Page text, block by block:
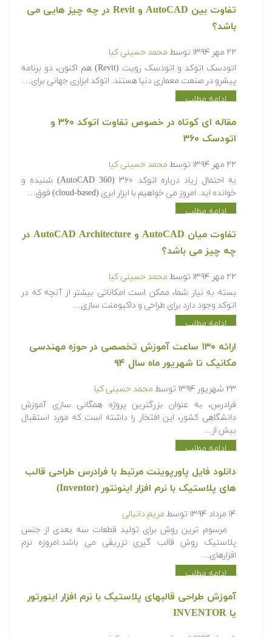
تفاوت بین AutoCAD و Revit در چه چیز هایی می
باشد؟
۲۲ مهر ۱۳۹۴ توسط محمد حسینی کیا
اتودسک اتوکد و اتودسک رویت (Revit) هم اکنون، دو برنامه
پیشرو در صنعت معماری دنیا هستند. اتوکد ابزاری جهانی برای…
ادامه مطلب
مقاله ای کوتاه در خصوص تفاوت اتوکد ۳۶۰ و
اتودسک ۳۶۰
۲۲ مهر ۱۳۹۴ توسط محمد حسینی کیا
به احتمال زیاد درباره اتوکد ۳۶۰ (AutoCAD 360) شنیده و
خوانده اید. امروز می خواهیم با ابزار ابری (cloud-based) فوق…
ادامه مطلب
تفاوت میان AutoCAD و AutoCAD Architecture در
چه چیز می باشد؟
۲۲ مهر ۱۳۹۴ توسط محمد حسینی کیا
بسته به نیاز شما، ممکن است امکاناتی بیشتر از آنچه که در
اتوکد وجود دارد برای طراحی و داکیومنت سازی…
ادامه مطلب
ارائه ۱۳۰ ساعت آموزش تخصصی در حوزه مهندسی
مکانیک تا شهریور ماه سال ۹۴
۲۳ شهریور ۱۳۹۴ توسط محمد حسینی کیا
فرادرس، به عنوان بزرگترین پروژه همگانی سازی آموزش
دانشگاهی کشور، این افتخار را داشته است که مورد استقبال
بیش از…
ادامه مطلب
دانلود فایل پاورپوینت مرتبط با فرادرس طراحی قالب
های پلاستیک با نرم افزار اینونتور (Inventor)
۱۴ مرداد ۱۳۹۴ توسط مریم دانیالی
مرسوم ترین روش برای تولید قطعات سه بعدی از جنس
پلاستیک روش قالب گیری تزریقی می باشد.امروزه نرم
افزارهای…
ادامه مطلب
آموزش طراحی قالبهای پلاستیک با نرم افزار اینورتور
یا INVENTOR